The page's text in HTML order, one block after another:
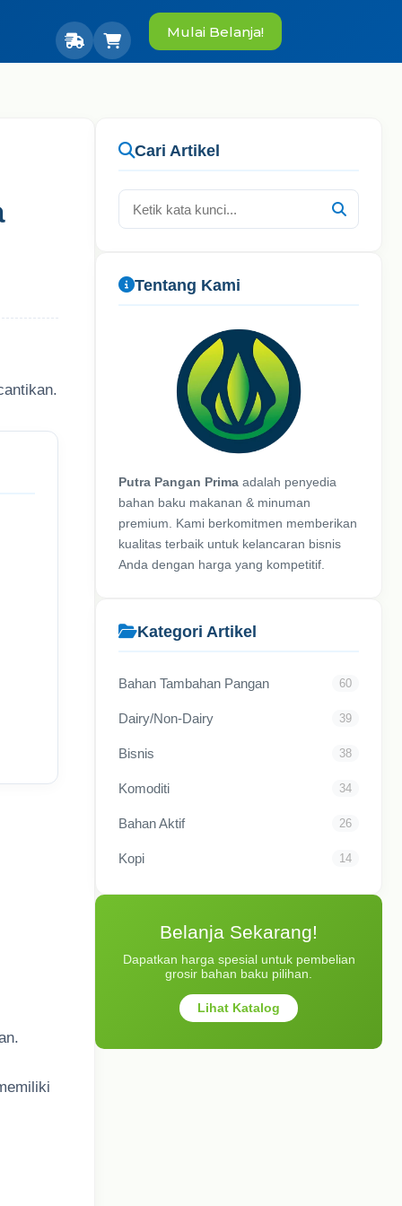
Mulai Belanja!
Cari Artikel
Tentang Kami
Putra Pangan Prima adalah penyedia
bahan baku makanan & minuman
premium. Kami berkomitmen memberikan
kualitas terbaik untuk kelancaran bisnis
Anda dengan harga yang kompetitif.
Kategori Artikel
Bahan Tambahan Pangan 60
Dairy/Non-Dairy 39
Bisnis 38
Komoditi 34
Bahan Aktif 26
Kopi 14
Belanja Sekarang!
Dapatkan harga spesial untuk pembelian
grosir bahan baku pilihan.
Lihat Katalog